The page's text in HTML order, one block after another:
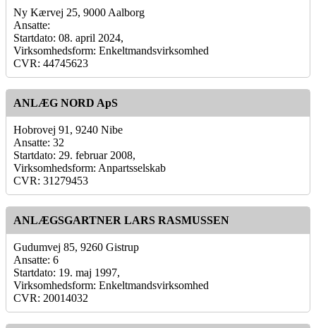
Ny Kærvej 25, 9000 Aalborg
Ansatte:
Startdato: 08. april 2024,
Virksomhedsform: Enkeltmandsvirksomhed
CVR: 44745623
ANLÆG NORD ApS
Hobrovej 91, 9240 Nibe
Ansatte: 32
Startdato: 29. februar 2008,
Virksomhedsform: Anpartsselskab
CVR: 31279453
ANLÆGSGARTNER LARS RASMUSSEN
Gudumvej 85, 9260 Gistrup
Ansatte: 6
Startdato: 19. maj 1997,
Virksomhedsform: Enkeltmandsvirksomhed
CVR: 20014032